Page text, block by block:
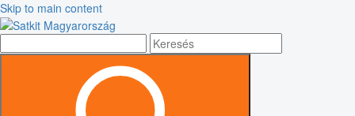
Skip to main content